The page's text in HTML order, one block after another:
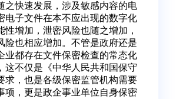
之快速发展，涉及敏感内容的电
电子文件在本不应出现的数字化
性增加，泄密风险也随之增加，
险也相应增加。不管是政府还是
业都存在文件保密检查的常态化
这不仅是《中华人民共和国保守
求，也是各级保密监管机构需要
项，更是政企事业单位自身保密